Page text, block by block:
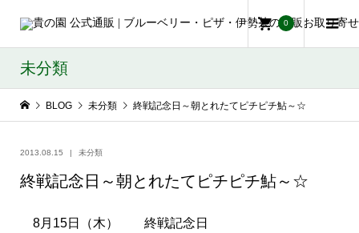
0
未分類
BLOG 未分類 終戦記念日～朝とれたてピチピチ鮎～☆
2013.08.15 未分類
終戦記念日～朝とれたてピチピチ鮎～☆
8月15日（木） 終戦記念日